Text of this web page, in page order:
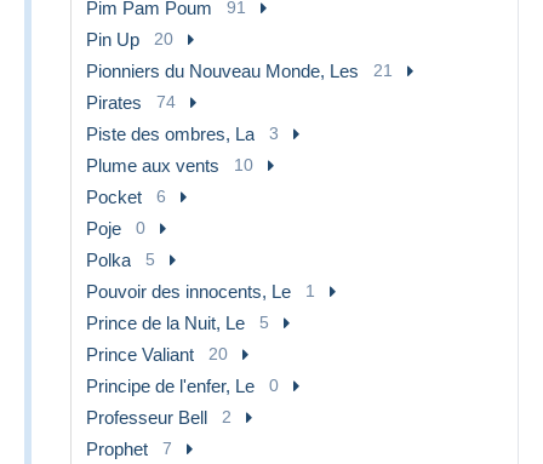
Pim Pam Poum 91
Pin Up 20
Pionniers du Nouveau Monde, Les 21
Pirates 74
Piste des ombres, La 3
Plume aux vents 10
Pocket 6
Poje 0
Polka 5
Pouvoir des innocents, Le 1
Prince de la Nuit, Le 5
Prince Valiant 20
Principe de l'enfer, Le 0
Professeur Bell 2
Prophet 7